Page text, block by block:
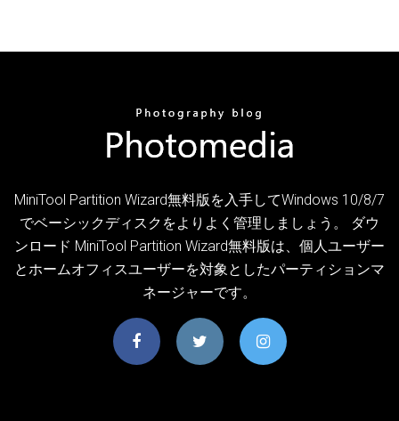
MiniTool Partition Wizard無料版を入手してWindows 10/8/7
でベーシックディスクをよりよく管理しましょう。 ダウ
ンロード MiniTool Partition Wizard無料版は、個人ユーザー
とホームオフィスユーザーを対象としたパーティションマ
ネージャーです。